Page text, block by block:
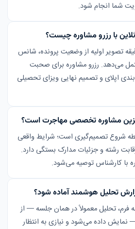
شما انجام شود.
با رزرو مشاوره چیست؟
تصویر اولیه از وضعیت پرونده، شانس
می‌دهد. رزرو مشاوره برای صحبت
اپلای و تصمیم نهایی ویزای تحصیلی
مشاوره تخصصی مهاجرت است؟
شروع تصمیم‌گیری است؛ شرایط واقعی
رشته و جزئیات مدارک بستگی دارد.
با کارشناس توصیه می‌شود.
تحلیل هوشمند آماده شود؟
فرم، تحلیل معمولاً در همان جلسه — از
نمایش داده می‌شود و نیازی به انتظار